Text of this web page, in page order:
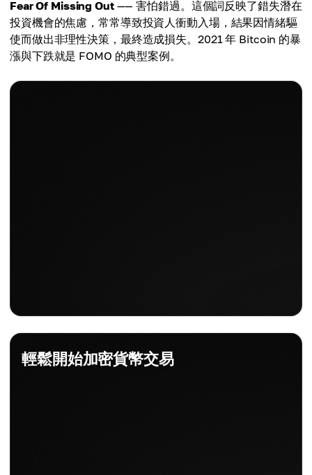
Fear Of Missing Out—— 害怕錯過。這個詞反映了錯失潛在
投資機會的焦慮，常常導致投資人衝動入場，結果因情緒驅
使而做出非理性決策，最終造成損失。2021 年 Bitcoin 的暴
漲與下跌就是 FOMO 的典型案例。
輕鬆開始加密貨幣交易